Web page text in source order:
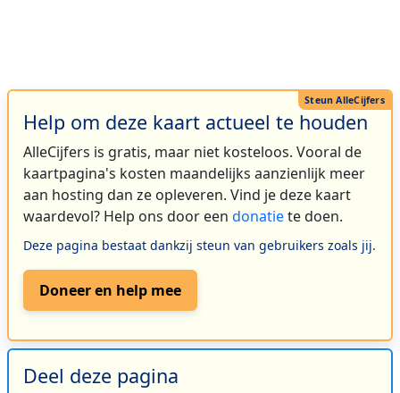
Help om deze kaart actueel te houden
AlleCijfers is gratis, maar niet kosteloos. Vooral de
kaartpagina's kosten maandelijks aanzienlijk meer
aan hosting dan ze opleveren. Vind je deze kaart
waardevol? Help ons door een donatiete doen.
Deze pagina bestaat dankzij steun van gebruikers zoals jij.
Doneer en help mee
Deel deze pagina